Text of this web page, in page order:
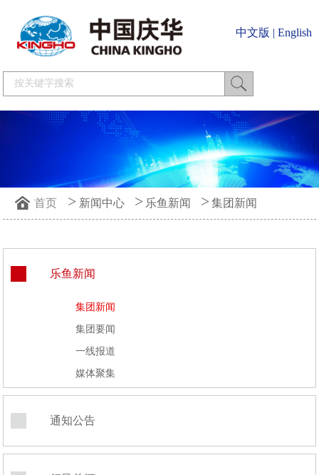
中文版 | English
首页 > 新闻中心 > 乐鱼新闻 > 集团新闻
乐鱼新闻
集团新闻
集团要闻
一线报道
媒体聚集
通知公告